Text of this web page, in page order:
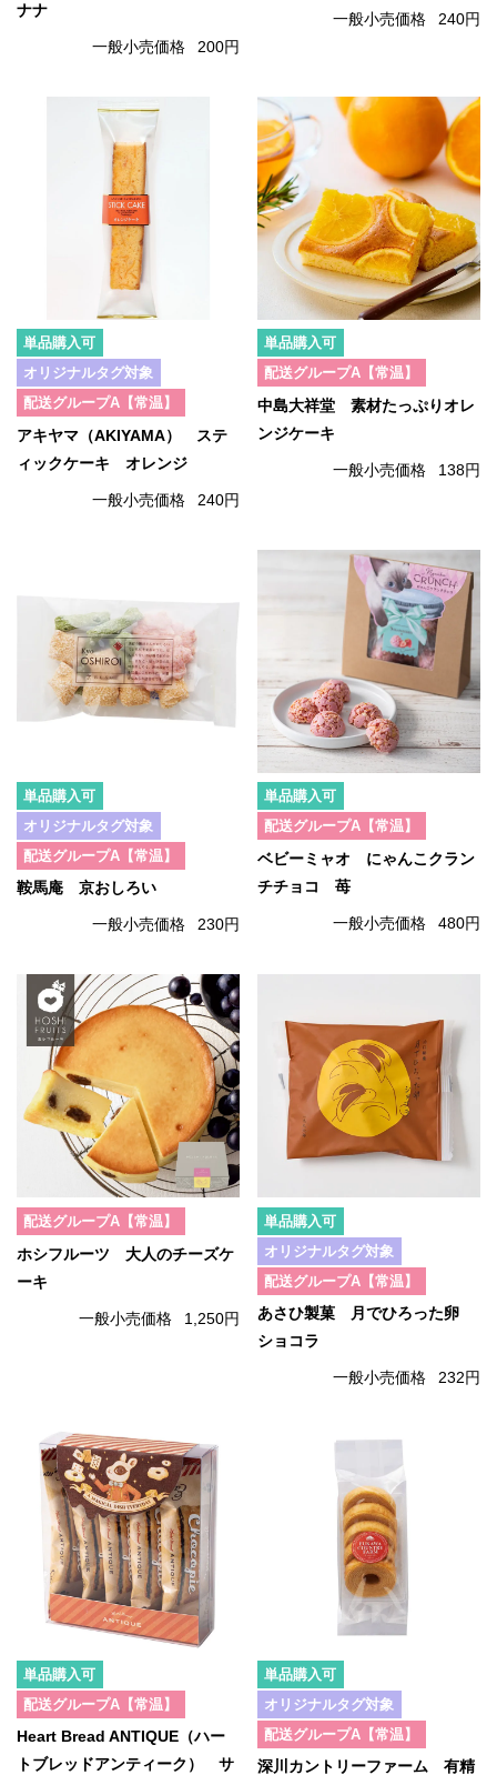
ナナ
一般小売価格 200円
一般小売価格 240円
単品購入可
オリジナルタグ対象
配送グループA【常温】
アキヤマ（AKIYAMA） ステ
ィックケーキ オレンジ
一般小売価格 240円
単品購入可
配送グループA【常温】
中島大祥堂 素材たっぷりオレ
ンジケーキ
一般小売価格 138円
単品購入可
オリジナルタグ対象
配送グループA【常温】
鞍馬庵 京おしろい
一般小売価格 230円
単品購入可
配送グループA【常温】
ベビーミャオ にゃんこクラン
チチョコ 苺
一般小売価格 480円
配送グループA【常温】
ホシフルーツ 大人のチーズケ
ーキ
一般小売価格 1,250円
単品購入可
オリジナルタグ対象
配送グループA【常温】
あさひ製菓 月でひろった卵
ショコラ
一般小売価格 232円
単品購入可
配送グループA【常温】
Heart Bread ANTIQUE（ハー
トブレッドアンティーク） サ
単品購入可
オリジナルタグ対象
配送グループA【常温】
深川カントリーファーム 有精